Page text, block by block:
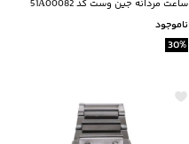
ساعت مردانه جين وست كد 51A00082
ناموجود
30%